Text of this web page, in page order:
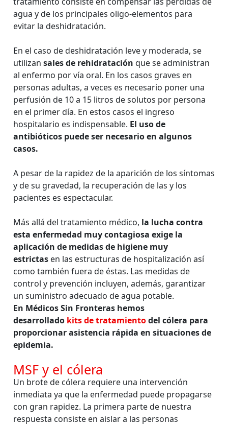
agua y de los principales oligo-elementos para
evitar la deshidratación.
En el caso de deshidratación leve y moderada, se
utilizan sales de rehidratación que se administran
al enfermo por vía oral. En los casos graves en
personas adultas, a veces es necesario poner una
perfusión de 10 a 15 litros de solutos por persona
en el primer día. En estos casos el ingreso
hospitalario es indispensable. El uso de
antibióticos puede ser necesario en algunos
casos.
A pesar de la rapidez de la aparición de los síntomas
y de su gravedad, la recuperación de las y los
pacientes es espectacular.
Más allá del tratamiento médico, la lucha contra
esta enfermedad muy contagiosa exige la
aplicación de medidas de higiene muy
estrictas en las estructuras de hospitalización así
como también fuera de éstas. Las medidas de
control y prevención incluyen, además, garantizar
un suministro adecuado de agua potable.
En Médicos Sin Fronteras hemos
desarrollado kits de tratamientodel cólera para
proporcionar asistencia rápida en situaciones de
epidemia.
MSF y el cólera
Un brote de cólera requiere una intervención
inmediata ya que la enfermedad puede propagarse
con gran rapidez. La primera parte de nuestra
respuesta consiste en aislar a las personas